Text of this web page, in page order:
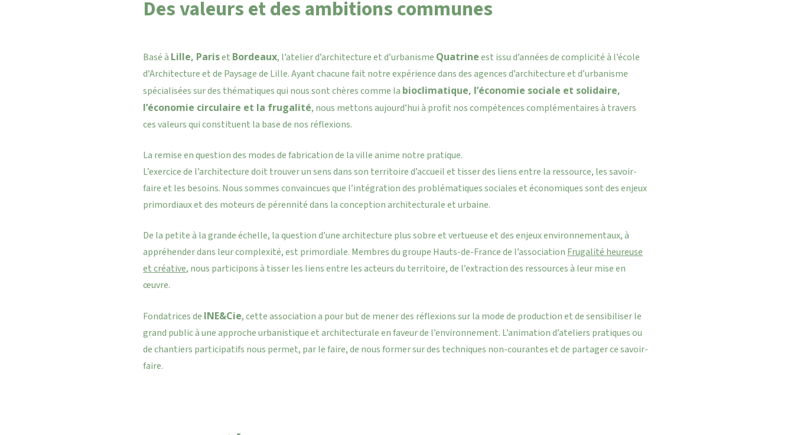
Des valeurs et des ambitions communes
Basé à Lille, Pariset Bordeaux, l’atelier d’architecture et d’urbanisme Quatrineest issu d’années de complicité à l’école
d’Architecture et de Paysage de Lille. Ayant chacune fait notre expérience dans des agences d’architecture et d’urbanisme
spécialisées sur des thématiques qui nous sont chères comme la bioclimatique, l’économie sociale et solidaire,
l’économie circulaire et la frugalité, nous mettons aujourd’hui à profit nos compétences complémentaires à travers
ces valeurs qui constituent la base de nos réflexions.
La remise en question des modes de fabrication de la ville anime notre pratique.
L’exercice de l’architecture doit trouver un sens dans son territoire d’accueil et tisser des liens entre la ressource, les savoir-
faire et les besoins. Nous sommes convaincues que l’intégration des problématiques sociales et économiques sont des enjeux
primordiaux et des moteurs de pérennité dans la conception architecturale et urbaine.
De la petite à la grande échelle, la question d’une architecture plus sobre et vertueuse et des enjeux environnementaux, à
appréhender dans leur complexité, est primordiale. Membres du groupe Hauts-de-France de l’association Frugalité heureuse
et créative, nous participons à tisser les liens entre les acteurs du territoire, de l’extraction des ressources à leur mise en
œuvre.
Fondatrices de INE&Cie, cette association a pour but de mener des réflexions sur la mode de production et de sensibiliser le
grand public à une approche urbanistique et architecturale en faveur de l’environnement. L’animation d’ateliers pratiques ou
de chantiers participatifs nous permet, par le faire, de nous former sur des techniques non-courantes et de partager ce savoir-
faire.